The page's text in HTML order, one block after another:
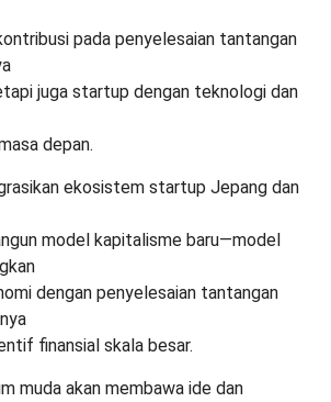
pada penyelesaian tantangan
juga startup dengan teknologi dan
depan.
ekosistem startup Jepang dan
model kapitalisme baru—model
dengan penyelesaian tantangan
finansial skala besar.
muda akan membawa ide dan